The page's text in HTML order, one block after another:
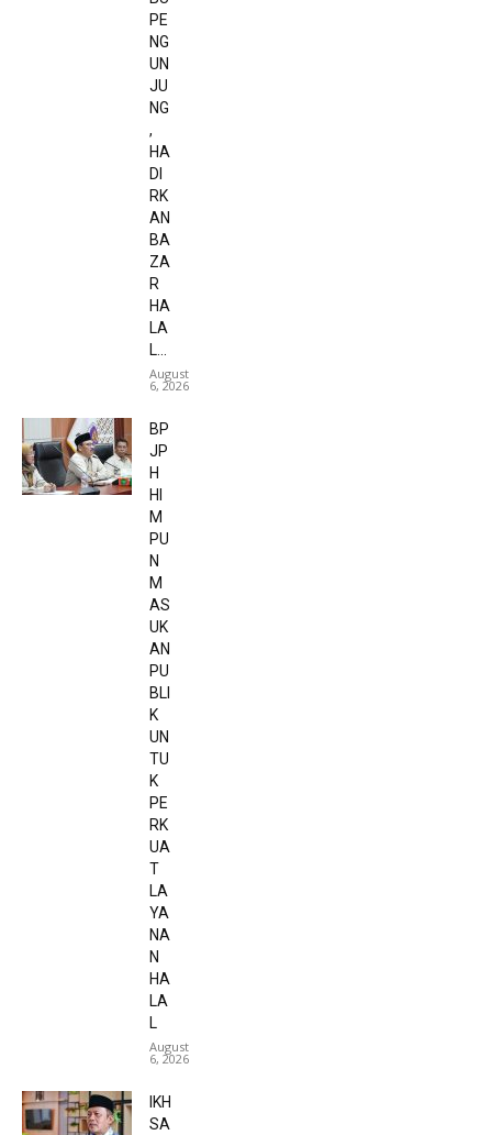
PE
NG
UN
JU
NG
,
HA
DI
RK
AN
BA
ZA
R
HA
LA
L...
August
6, 2026
BP
JP
H
HI
M
PU
N
M
AS
UK
AN
PU
BLI
K
UN
TU
K
PE
RK
UA
T
LA
YA
NA
N
HA
LA
L
August
6, 2026
IKH
SA